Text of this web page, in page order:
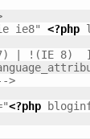
ie8" <?php
| !(IE 8)
>
<?php